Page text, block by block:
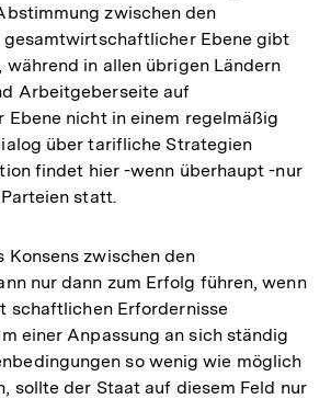
zwischen den
Ebene gibt
während in allen übrigen Ländern
Arbeitgeberseite auf
nicht in einem regelmäßig
über tarifliche Strategien
findet hier -wenn überhaupt -nur
statt.
Konsens zwischen den
nur dann zum Erfolg führen, wenn
schaftlichen Erfordernisse
einer Anpassung an sich ständig
so wenig wie möglich
sollte der Staat auf diesem Feld nur